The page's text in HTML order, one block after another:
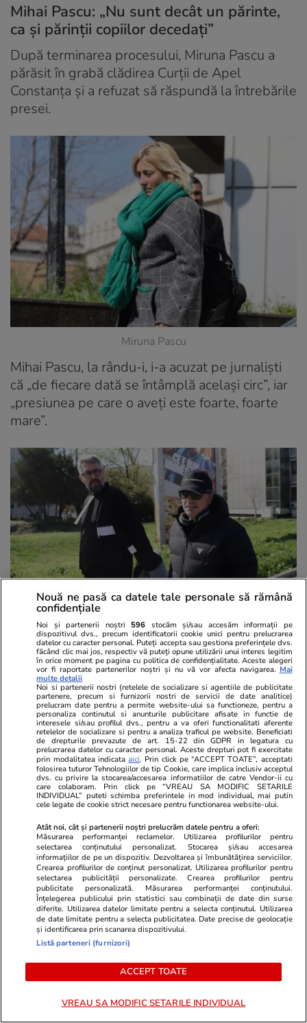
Mihai Pascu: „Nu sunt decât un părinte,
ca şi părinții copiilor decedați”
După terminarea procesului, Miruna Pascu a
părăsit în grabă clădirea Curţii de Apel
Constanţa şi a refuzat să răspundă la întrebările
presei.
Miruna Pascu
Mihai Pascu, la rându-i, i-a acuzat pe jurnalişti
că „de fiecare dată se întâmplă același circ”, iar
„presiunea pe care o aveți este foarte, foarte
mare”.
Mihai Pascu
Ulterior,el a acceptat să răspundă la câteva
întrebărişi a explicat că „nu sunt decât un
părinte, ca toți părinții. Și ca părinții copiilor
decedați, şi ca părinții victimelor”.
Referindu-se la întâlnirea cu familia lui Sebi
Olariu, tatăl lui Vlad Pascu a declarat că „este
prima zi în care am dat ochii cu ei. Ce pot să
un lucru fericit, în a mă vedea cu părinții
respectivi, și este un lucru normal. Din cauza
incidentului respectiv, nu dintr-alte motive.”
Cum s-a întâmplat accidentul mortal de
lângă Vama Veche
În noaptea de 19 august 2023, la ora 05:20,
Vlad Pascu, aflat sub influenţa drogurilor şi la
volanul unui Mercedes decapotabil, a intrat cu
peste 100 km/h într-un grup de tineri care
mergeau pe marginea drumului ce leagă Vama
Nouă ne pasă ca datele tale personale să rămână
confidențiale
Noi și partenerii noștri 596 stocăm și/sau accesăm informații pe
dispozitivul dvs., precum identificatorii cookie unici pentru prelucrarea
datelor cu caracter personal. Puteți accepta sau gestiona preferințele dvs.
făcând clic mai jos, respectiv vă puteți opune utilizării unui interes legitim
în orice moment pe pagina cu politica de confidențialitate. Aceste alegeri
vor fi raportate partenerilor noștri și nu vă vor afecta navigarea. Mai
multe detalii
Noi si partenerii nostri (retelele de socializare si agentiile de publicitate
partenere, precum si furnizorii nostri de servicii de date analitice)
prelucram date pentru a permite website-ului sa functioneze, pentru a
personaliza continutul si anunturile publicitare afisate in functie de
interesele si/sau profilul dvs., pentru a va oferi functionalitati aferente
retelelor de socializare si pentru a analiza traficul pe website. Beneficiati
de drepturile prevazute de art. 15-22 din GDPR in legatura cu
prelucrarea datelor cu caracter personal. Aceste drepturi pot fi exercitate
prin modalitatea indicataaici. Prin click pe “ACCEPT TOATE”, acceptati
folosirea tuturor Tehnologiilor de tip Cookie, care implica inclusiv acceptul
dvs. cu privire la stocarea/accesarea informatiilor de catre Vendor-ii cu
care colaboram. Prin click pe “VREAU SA MODIFIC SETARILE
INDIVIDUAL” puteti schimba preferintele in mod individual, mai putin
cele legate de cookie strict necesare pentru functionarea website-ului.
Atât noi, cât și partenerii noștri prelucrăm datele pentru a oferi:
Măsurarea performanței reclamelor. Utilizarea profilurilor pentru
selectarea conținutului personalizat. Stocarea și/sau accesarea
informațiilor de pe un dispozitiv. Dezvoltarea și îmbunătățirea serviciilor.
Crearea profilurilor de conținut personalizat. Utilizarea profilurilor pentru
selectarea publicității personalizate. Crearea profilurilor pentru
publicitate personalizată. Măsurarea performanței conținutului.
Înțelegerea publicului prin statistici sau combinații de date din surse
diferite. Utilizarea datelor limitate pentru a selecta conținutul. Utilizarea
de date limitate pentru a selecta publicitatea. Date precise de geolocație
și identificarea prin scanarea dispozitivului.
Listă parteneri (furnizori)
ACCEPT TOATE
VREAU SA MODIFIC SETARILE INDIVIDUAL